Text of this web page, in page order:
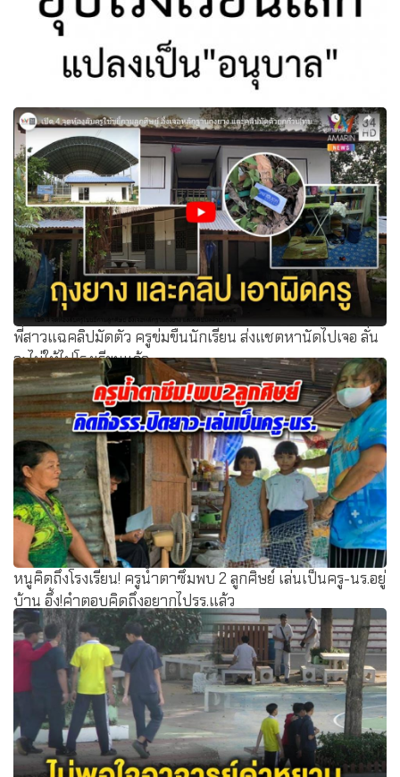
ชี้การปฏิรูปการศึกษา "มีชัย"แนะยุบโรงเรียนเล็กแปลง
เป็น"อนุบาล"
พี่สาวแฉคลิปมัดตัว ครูข่มขืนนักเรียน ส่งแชตหานัดไปเจอ ลั่น
จะไม่ให้ไปโรงเรียนแล้ว
หนูคิดถึงโรงเรียน! ครูน้ำตาซึมพบ 2 ลูกศิษย์ เล่นเป็นครู-นร.อยู่
บ้าน อึ้ง!คำตอบคิดถึงอยากไปรร.แล้ว